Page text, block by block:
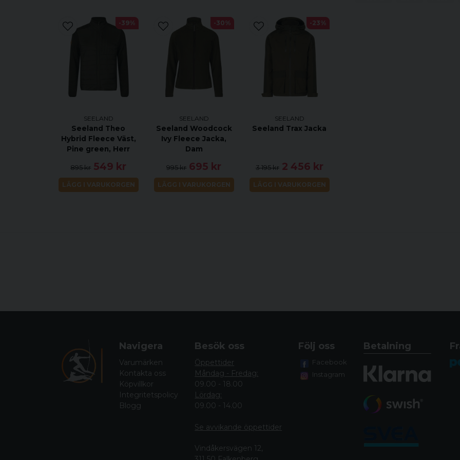
SEELAND
Seeland Theo
Hybrid Fleece Väst,
Pine green, Herr
895 kr 549 kr
LÄGG I VARUKORGEN
-39%
SEELAND
Seeland Woodcock
Ivy Fleece Jacka,
Dam
995 kr 695 kr
LÄGG I VARUKORGEN
-30%
SEELAND
Seeland Trax Jacka
3 195 kr 2 456 kr
LÄGG I VARUKORGEN
-23%
Navigera
Varumärken
Kontakta oss
Köpvillkor
Integritetspolicy
Blogg
Besök oss
Öppettider
Måndag - Fredag:
09.00 - 18.00
Lördag:
09.00 - 14.00
Se avvikande öppettider
Vindåkersvägen 12,
Följ oss
Facebook
Instagram
Betalning